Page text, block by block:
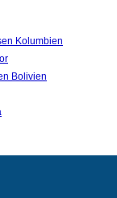
Kolumbien
Bolivien